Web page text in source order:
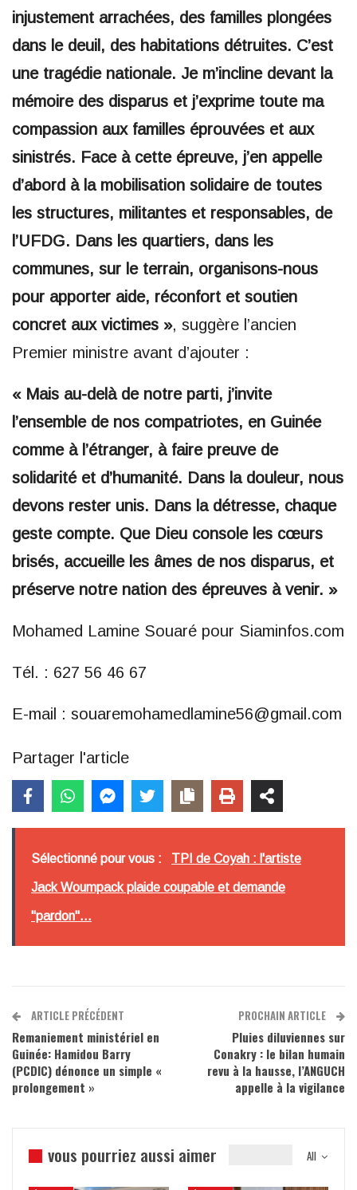
injustement arrachées, des familles plongées
dans le deuil, des habitations détruites. C’est
une tragédie nationale. Je m’incline devant la
mémoire des disparus et j’exprime toute ma
compassion aux familles éprouvées et aux
sinistrés. Face à cette épreuve, j’en appelle
d’abord à la mobilisation solidaire de toutes
les structures, militantes et responsables, de
l’UFDG. Dans les quartiers, dans les
communes, sur le terrain, organisons-nous
pour apporter aide, réconfort et soutien
concret aux victimes », suggère l’ancien
Premier ministre avant d’ajouter :
« Mais au-delà de notre parti, j’invite
l’ensemble de nos compatriotes, en Guinée
comme à l’étranger, à faire preuve de
solidarité et d’humanité. Dans la douleur, nous
devons rester unis. Dans la détresse, chaque
geste compte. Que Dieu console les cœurs
brisés, accueille les âmes de nos disparus, et
préserve notre nation des épreuves à venir. »
Mohamed Lamine Souaré pour Siaminfos.com
Tél. : 627 56 46 67
E-mail : souaremohamedlamine56@gmail.com
Partager l'article
Sélectionné pour vous : TPI de Coyah : l'artiste
Jack Woumpack plaide coupable et demande
"pardon"...
ARTICLE PRÉCÉDENT
Remaniement ministériel en
Guinée: Hamidou Barry
(PCDIC) dénonce un simple «
prolongement »
PROCHAIN ARTICLE
Pluies diluviennes sur
Conakry : le bilan humain
revu à la hausse, l’ANGUCH
appelle à la vigilance
All
vous pourriez aussi aimer